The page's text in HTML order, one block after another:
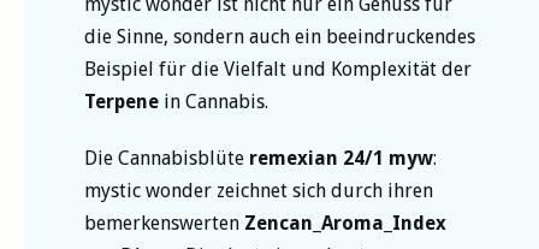
mystic wonder ist nicht nur ein Genuss für
die Sinne, sondern auch ein beeindruckendes
Beispiel für die Vielfalt und Komplexität der
Terpene in Cannabis.
Die Cannabisblüte remexian 24/1 myw:
mystic wonder zeichnet sich durch ihren
bemerkenswerten Zencan_Aroma_Index